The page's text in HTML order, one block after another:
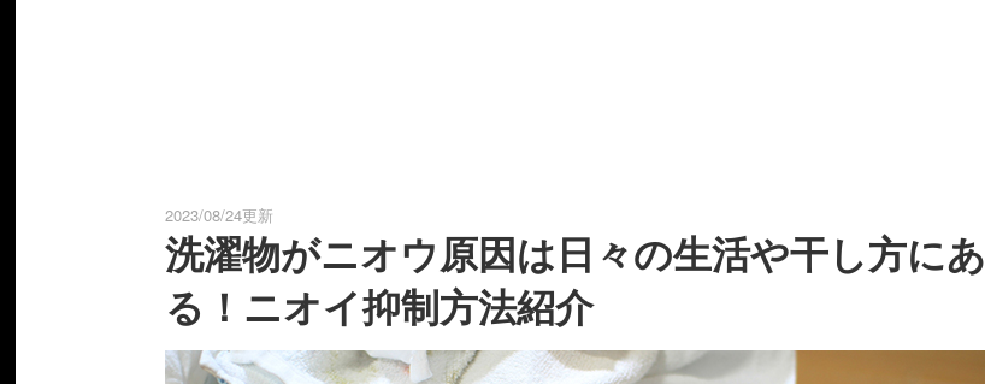
2023/08/24更新
洗濯物がニオウ原因は日々の生活や干し方にあ
る！ニオイ抑制方法紹介